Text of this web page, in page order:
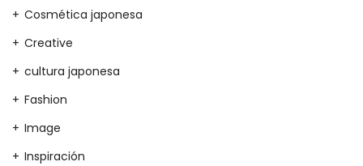
Cosmética japonesa
Creative
cultura japonesa
Fashion
Image
Inspiración